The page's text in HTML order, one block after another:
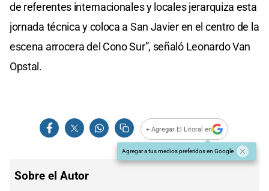
de referentes internacionales y locales jerarquiza esta
jornada técnica y coloca a San Javier en el centro de la
escena arrocera del Cono Sur”, señaló Leonardo Van
Opstal.
+ Agregar El Litoral en
Agregar a tus medios preferidos en Google
Sobre el Autor